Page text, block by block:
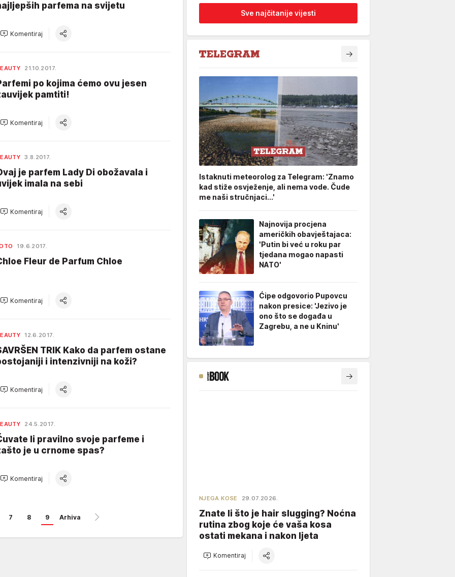
parfema na svijetu
Komentiraj
21.10.2017.
po kojima ćemo ovu jesen
pamtiti!
Komentiraj
3.8.2017.
je parfem Lady Di obožavala i
imala na sebi
Komentiraj
19.6.2017.
Fleur de Parfum Chloe
Komentiraj
12.6.2017.
TRIK Kako da parfem ostane
i intenzivniji na koži?
Komentiraj
24.5.2017.
li pravilno svoje parfeme i
je u crnome spas?
Komentiraj
7 8 9 Arhiva
Sve najčitanije vijesti
Istaknuti meteorolog za Telegram: 'Znamo
kad stiže osvježenje, ali nema vode. Čude
me naši stručnjaci...'
Najnovija procjena
američkih obavještajaca:
'Putin bi već u roku par
tjedana mogao napasti
NATO'
Ćipe odgovorio Pupovcu
nakon presice: 'Jezivo je
ono što se događa u
Zagrebu, a ne u Kninu'
NJEGA KOSE 29.07.2026.
Znate li što je hair slugging? Noćna
rutina zbog koje će vaša kosa
ostati mekana i nakon ljeta
Komentiraj